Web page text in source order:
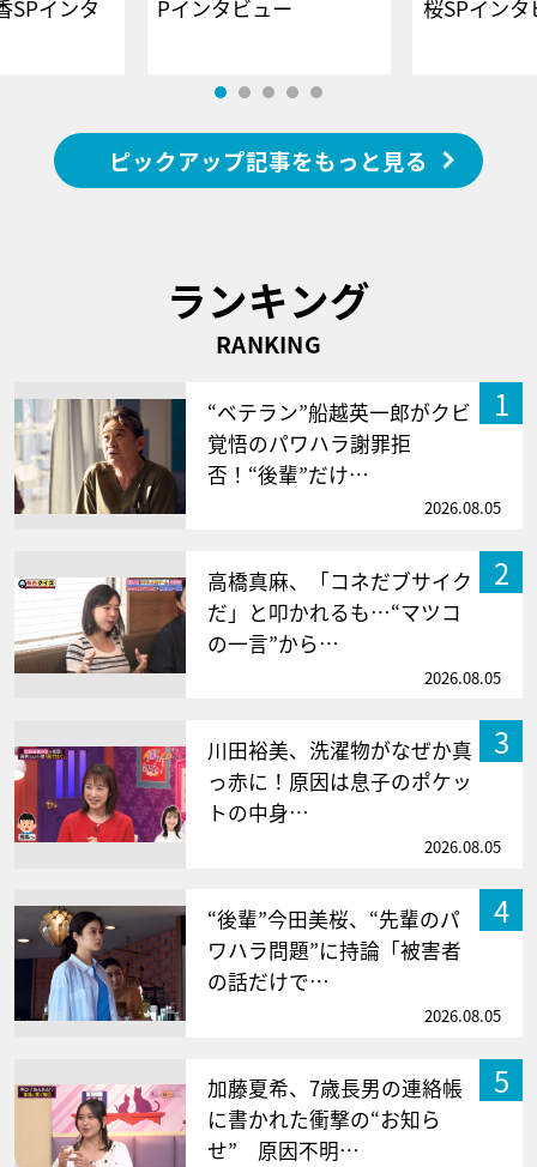
SPインタ Pインタビュー 桜SPイ
ピックアップ記事をもっと見る
ランキング
RANKING
1
“ベテラン”船越英一郎がクビ
覚悟のパワハラ謝罪拒
否！“後輩”だけ…
2026.08.05
2
高橋真麻、「コネだブサイク
だ」と叩かれるも…“マツコ
の一言”から…
2026.08.05
3
川田裕美、洗濯物がなぜか真
っ赤に！原因は息子のポケッ
トの中身…
2026.08.05
4
“後輩”今田美桜、“先輩のパ
ワハラ問題”に持論「被害者
の話だけで…
2026.08.05
5
加藤夏希、7歳長男の連絡帳
に書かれた衝撃の“お知ら
せ” 原因不明…